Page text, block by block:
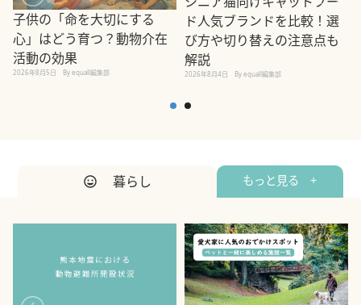
子供の「命を大切にする
心」はどう育つ？動物介在
活動の効果
2026年8月5日 By equall編集部
ド人気ブランドを比較！選
び方や切り替えの注意点も
解説
2026年8月4日 By equall編集部
暮らし もっと見る +